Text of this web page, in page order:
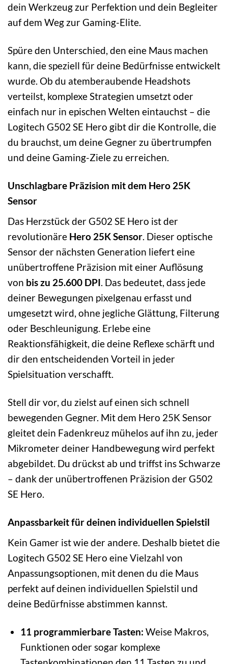
dein Werkzeug zur Perfektion und dein Begleiter
auf dem Weg zur Gaming-Elite.
Spüre den Unterschied, den eine Maus machen
kann, die speziell für deine Bedürfnisse entwickelt
wurde. Ob du atemberaubende Headshots
verteilst, komplexe Strategien umsetzt oder
einfach nur in epischen Welten eintauchst – die
Logitech G502 SE Hero gibt dir die Kontrolle, die
du brauchst, um deine Gegner zu übertrumpfen
und deine Gaming-Ziele zu erreichen.
Unschlagbare Präzision mit dem Hero 25K
Sensor
Das Herzstück der G502 SE Hero ist der
revolutionäre Hero 25K Sensor. Dieser optische
Sensor der nächsten Generation liefert eine
unübertroffene Präzision mit einer Auflösung
von bis zu 25.600 DPI. Das bedeutet, dass jede
deiner Bewegungen pixelgenau erfasst und
umgesetzt wird, ohne jegliche Glättung, Filterung
oder Beschleunigung. Erlebe eine
Reaktionsfähigkeit, die deine Reflexe schärft und
dir den entscheidenden Vorteil in jeder
Spielsituation verschafft.
Stell dir vor, du zielst auf einen sich schnell
bewegenden Gegner. Mit dem Hero 25K Sensor
gleitet dein Fadenkreuz mühelos auf ihn zu, jeder
Mikrometer deiner Handbewegung wird perfekt
abgebildet. Du drückst ab und triffst ins Schwarze
– dank der unübertroffenen Präzision der G502
SE Hero.
Anpassbarkeit für deinen individuellen Spielstil
Kein Gamer ist wie der andere. Deshalb bietet die
Logitech G502 SE Hero eine Vielzahl von
Anpassungsoptionen, mit denen du die Maus
perfekt auf deinen individuellen Spielstil und
deine Bedürfnisse abstimmen kannst.
11 programmierbare Tasten: Weise Makros,
Funktionen oder sogar komplexe